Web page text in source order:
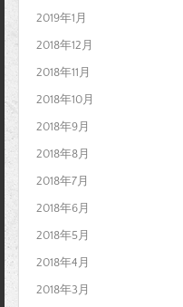
2019年1月
2018年12月
2018年11月
2018年10月
2018年9月
2018年8月
2018年7月
2018年6月
2018年5月
2018年4月
2018年3月